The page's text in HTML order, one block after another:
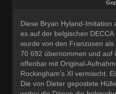
Diese Bryan Hyland-Imitation
es auf der belgischen
wurde von den Franzosen als
70 692 übernommen und auf
offenbar mit Original-
Rockingham's XI vermischt.
Die von Dieter gepostete